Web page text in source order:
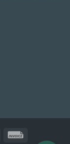
Cash